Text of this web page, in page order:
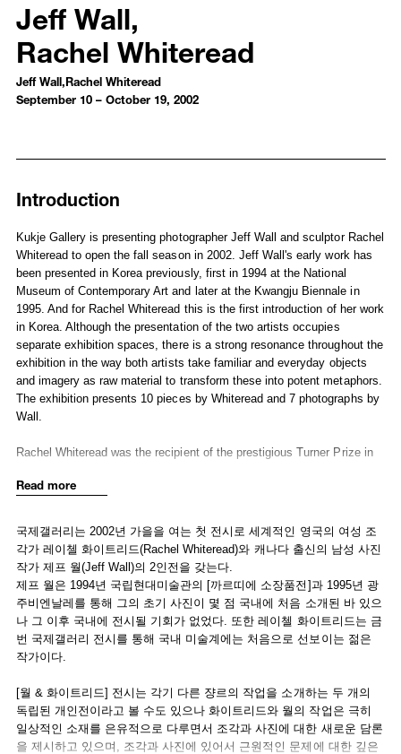
Jeff Wall,
Rachel Whiteread
Jeff Wall,Rachel Whiteread
September 10 – October 19, 2002
Installation Views
Introduction
Kukje Gallery is presenting photographer Jeff Wall and sculptor Rachel
Whiteread to open the fall season in 2002. Jeff Wall's early work has
been presented in Korea previously, first in 1994 at the National
Museum of Contemporary Art and later at the Kwangju Biennale in
1995. And for Rachel Whiteread this is the first introduction of her work
in Korea. Although the presentation of the two artists occupies
separate exhibition spaces, there is a strong resonance throughout the
exhibition in the way both artists take familiar and everyday objects
and imagery as raw material to transform these into potent metaphors.
The exhibition presents 10 pieces by Whiteread and 7 photographs by
Wall.
Rachel Whiteread was the recipient of the prestigious Turner Prize in
younger artist in her late thirties she is currently one of the most
Whiteread's work is simple and clear, sensitive and intelligent. She
produces sculptures that take their shapes from such everyday
household objects as the bed, bathtub, kitchen sink, bookshelf, vase
etc. Whiteread first began casting negative space of a closet as she
was experimenting with means of expressing in sculptural form her
childhood experiences of sitting inside a dark closet--the comforting
darkness that fully enveloped her was the essence that Whiteread
Whiteread translates the void, the emptiness, the intangible into solid
mass using plaster, bronze, and resin, and gives form and shape to
hidden spaces, to the intangible. The artist presents new information
Read more
국제갤러리는 2002년 가을을 여는 첫 전시로 세계적인 영국의 여성 조
각가 레이첼 화이트리드(Rachel Whiteread)와 캐나다 출신의 남성 사진
작가 제프 월(Jeff Wall)의 2인전을 갖는다.
제프 월은 1994년 국립현대미술관의 [까르띠에 소장품전]과 1995년 광
주비엔날레를 통해 그의 초기 사진이 몇 점 국내에 처음 소개된 바 있으
나 그 이후 국내에 전시될 기회가 없었다. 또한 레이첼 화이트리드는 금
번 국제갤러리 전시를 통해 국내 미술계에는 처음으로 선보이는 젊은
작가이다.
[월 & 화이트리드] 전시는 각기 다른 쟝르의 작업을 소개하는 두 개의
독립된 개인전이라고 볼 수도 있으나 화이트리드와 월의 작업은 극히
일상적인 소재를 은유적으로 다루면서 조각과 사진에 대한 새로운 담론
을 제시하고 있으며, 조각과 사진에 있어서 근원적인 문제에 대한 깊은